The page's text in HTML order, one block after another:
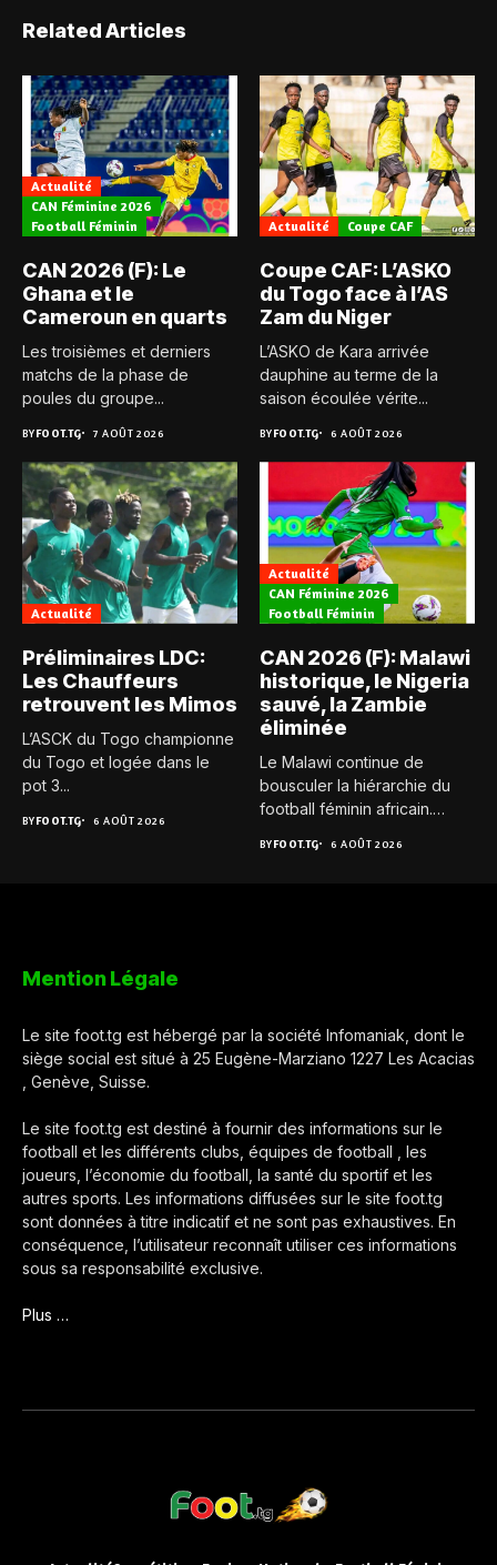
Related Articles
Actualité
CAN Féminine 2026
Football Féminin
CAN 2026 (F): Le
Ghana et le
Cameroun en quarts
Les troisièmes et derniers
matchs de la phase de
poules du groupe...
BYFOOT.TG 7 AOÛT 2026
Actualité Coupe CAF
Coupe CAF: L’ASKO
du Togo face à l’AS
Zam du Niger
L’ASKO de Kara arrivée
dauphine au terme de la
saison écoulée vérite...
BYFOOT.TG 6 AOÛT 2026
Actualité
Préliminaires LDC:
Les Chauffeurs
retrouvent les Mimos
L’ASCK du Togo championne
du Togo et logée dans le
pot 3...
BYFOOT.TG 6 AOÛT 2026
Actualité
CAN Féminine 2026
Football Féminin
CAN 2026 (F): Malawi
historique, le Nigeria
sauvé, la Zambie
éliminée
Le Malawi continue de
bousculer la hiérarchie du
football féminin africain.
BYFOOT.TG 6 AOÛT 2026
Mention Légale
Le site foot.tg est hébergé par la société Infomaniak, dont le
siège social est situé à 25 Eugène-Marziano 1227 Les Acacias
, Genève, Suisse.
Le site foot.tg est destiné à fournir des informations sur le
football et les différents clubs, équipes de football , les
joueurs, l’économie du football, la santé du sportif et les
autres sports. Les informations diffusées sur le site foot.tg
sont données à titre indicatif et ne sont pas exhaustives. En
conséquence, l’utilisateur reconnaît utiliser ces informations
sous sa responsabilité exclusive.
Plus …